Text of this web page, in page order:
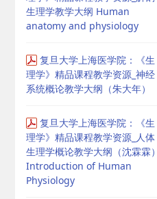
生理学教学大纲 Human
anatomy and physiology
复旦大学上海医学院：《生
理学》精品课程教学资源_神经
系统概论教学大纲（朱大年）
复旦大学上海医学院：《生
理学》精品课程教学资源_人体
生理学概论教学大纲（沈霖霖）
Introduction of Human
Physiology